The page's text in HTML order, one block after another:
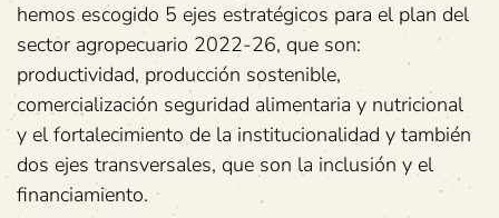
hemos escogido 5 ejes estratégicos para el plan del
sector agropecuario 2022-26, que son:
productividad, producción sostenible,
comercialización seguridad alimentaria y nutricional
y el fortalecimiento de la institucionalidad y también
dos ejes transversales, que son la inclusión y el
financiamiento.